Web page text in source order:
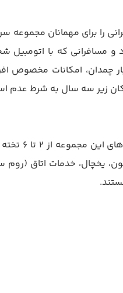
را برای مهمانان
چمدان، امکانات مخصوص
هتل
یخچال، خدمات اتاق